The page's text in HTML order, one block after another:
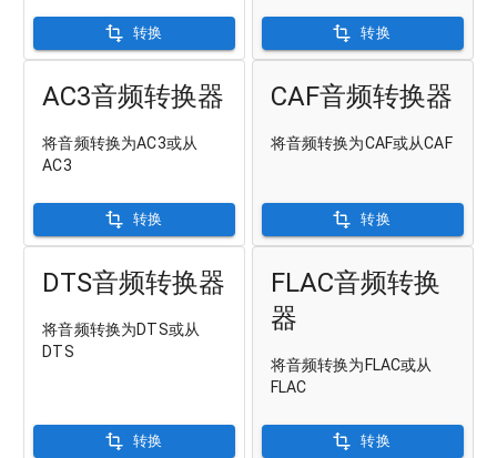
转换 转换
AC3音频转换器
将音频转换为AC3或从
AC3
转换
CAF音频转换器
将音频转换为CAF或从CAF
转换
DTS音频转换器
将音频转换为DTS或从
DTS
转换
FLAC音频转换
器
将音频转换为FLAC或从
FLAC
转换